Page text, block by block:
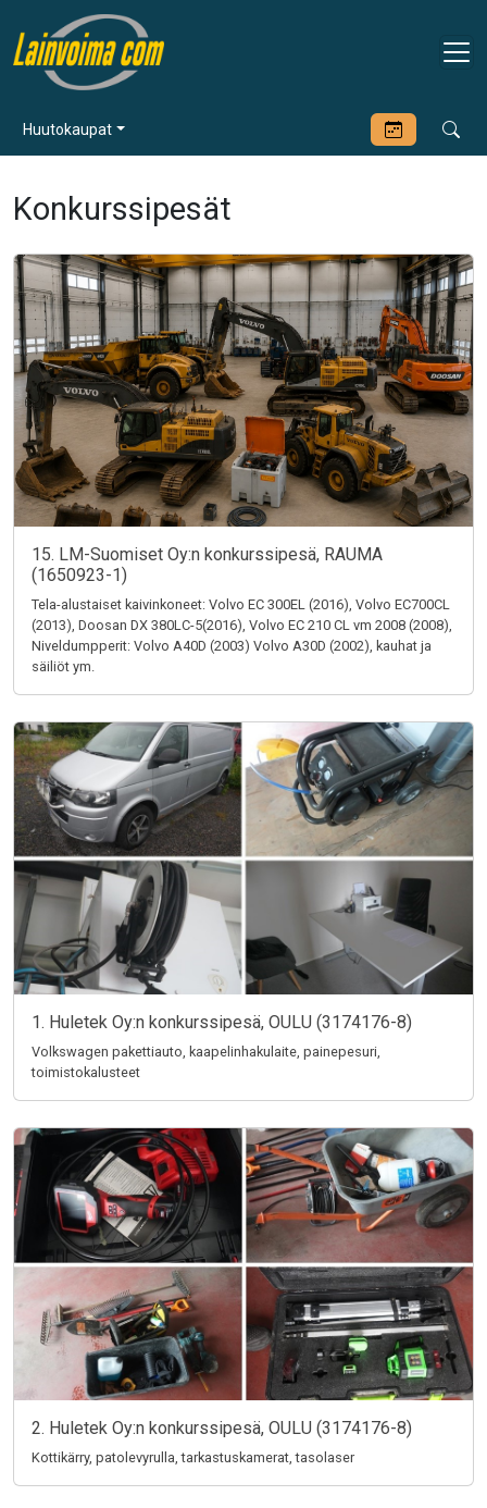
Huutokaupat
Konkurssipesät
15. LM-Suomiset Oy:n konkurssipesä, RAUMA
(1650923-1)
Tela-alustaiset kaivinkoneet: Volvo EC 300EL (2016), Volvo EC700CL
(2013), Doosan DX 380LC-5(2016), Volvo EC 210 CL vm 2008 (2008),
Niveldumpperit: Volvo A40D (2003) Volvo A30D (2002), kauhat ja
säiliöt ym.
1. Huletek Oy:n konkurssipesä, OULU (3174176-8)
Volkswagen pakettiauto, kaapelinhakulaite, painepesuri,
toimistokalusteet
2. Huletek Oy:n konkurssipesä, OULU (3174176-8)
Kottikärry, patolevyrulla, tarkastuskamerat, tasolaser